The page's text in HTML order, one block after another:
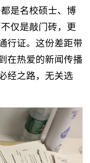
是名校硕士、博
仅是敲门砖，更
行证。这份差距带
在热爱的新闻传播
经之路，无关选